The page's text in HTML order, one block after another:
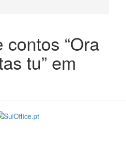
contos “Ora
tu” em